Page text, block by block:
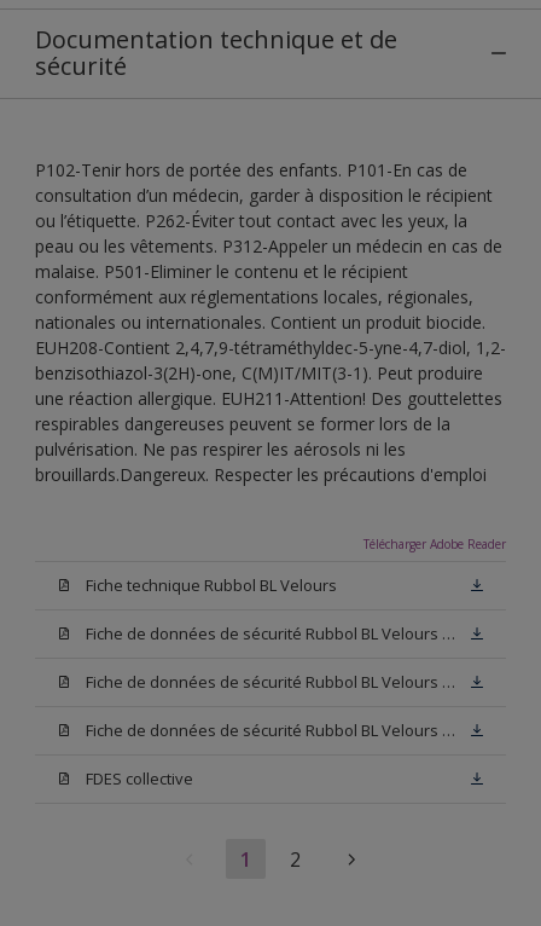
Documentation technique et de
sécurité
P102-Tenir hors de portée des enfants. P101-En cas de
consultation d’un médecin, garder à disposition le récipient
ou l’étiquette. P262-Éviter tout contact avec les yeux, la
peau ou les vêtements. P312-Appeler un médecin en cas de
malaise. P501-Eliminer le contenu et le récipient
conformément aux réglementations locales, régionales,
nationales ou internationales. Contient un produit biocide.
EUH208-Contient 2,4,7,9-tétraméthyldec-5-yne-4,7-diol, 1,2-
benzisothiazol-3(2H)-one, C(M)IT/MIT(3-1). Peut produire
une réaction allergique. EUH211-Attention! Des gouttelettes
respirables dangereuses peuvent se former lors de la
pulvérisation. Ne pas respirer les aérosols ni les
brouillards.Dangereux. Respecter les précautions d'emploi
Télécharger Adobe Reader
Fiche technique Rubbol BL Velours
Fiche de données de sécurité Rubbol BL Velours Base W05
Fiche de données de sécurité Rubbol BL Velours Base N00
Fiche de données de sécurité Rubbol BL Velours Blanc
FDES collective
1 2